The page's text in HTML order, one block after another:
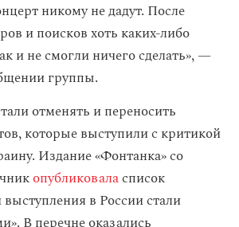
никому не дадут. После
и поисков хоть каких-либо
и не смогли ничего сделать», —
группы.
отменять и переносить
которые выступили с критикой
Издание «Фонтанка» со
опубликоваласписок
в России стали